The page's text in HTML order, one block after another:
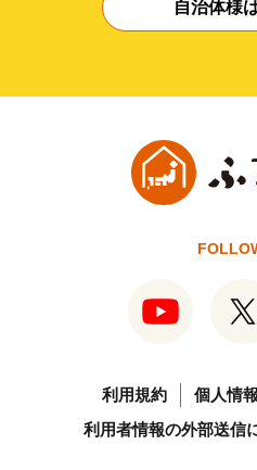
自治体様
利用規約
個人情
利用者情報の外部送信